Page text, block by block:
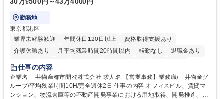
勤務地
東京都港区
業界未経験歓迎
年間休日120日以上
資格取得支援あり
介護休暇あり
月平均残業時間20時間以内 転勤なし
退職金あり
在宅OK
賞与あり
駅近5分以内
土日祝休み 寮・社宅あり
仕事の内容
企業名 三井物産都市開発株式会社 求人名 【営業事務】業務職/三井物産グ
ループ/平均残業時間10H/完全週休2日 仕事の内容 オフィスビル、賃貸マ
ンション、物流倉庫等の不動産開発事業における用地取得、開発推進、賃